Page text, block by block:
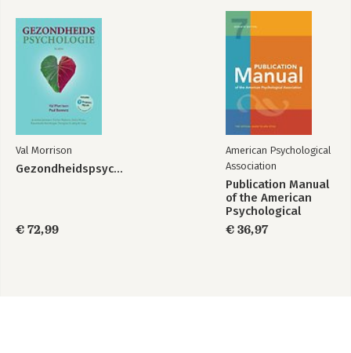
Val Morrison
Gezondheidspsychologie
€ 72,99
American Psychological
Association
Publication Manual
of the American
Psychological
Association 2020
€ 36,97